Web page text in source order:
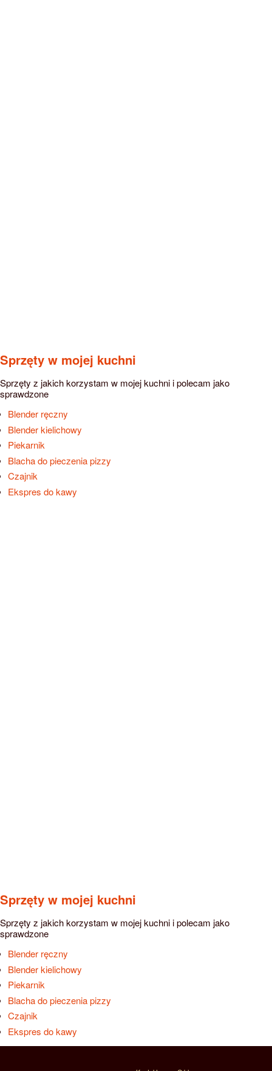
Sprzęty w mojej kuchni
Sprzęty z jakich korzystam w mojej kuchni i polecam jako
sprawdzone
Blender ręczny
Blender kielichowy
Piekarnik
Blacha do pieczenia pizzy
Czajnik
Ekspres do kawy
Sprzęty w mojej kuchni
Sprzęty z jakich korzystam w mojej kuchni i polecam jako
sprawdzone
Blender ręczny
Blender kielichowy
Piekarnik
Blacha do pieczenia pizzy
Czajnik
Ekspres do kawy